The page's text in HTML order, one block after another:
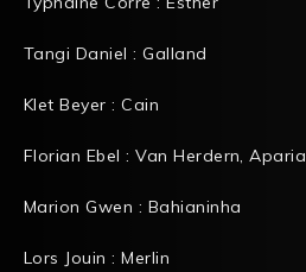
Tangi Daniel : Galland
Klet Beyer : Cain
Florian Ebel : Van Herdern, Aparia
Marion Gwen : Bahianinha
Lors Jouin : Merlin